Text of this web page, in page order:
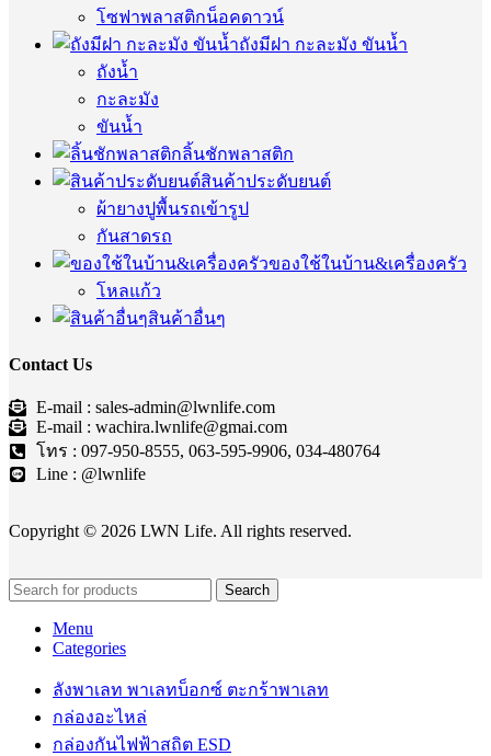
โซฟาพลาสติกน็อคดาวน์
ถังมีฝา กะละมัง ขันน้ำ
ถังน้ำ
กะละมัง
ขันน้ำ
ลิ้นชักพลาสติก
สินค้าประดับยนต์
ผ้ายางปูพื้นรถเข้ารูป
กันสาดรถ
ของใช้ในบ้าน&เครื่องครัว
โหลแก้ว
สินค้าอื่นๆ
Contact Us
E-mail : sales-admin@lwnlife.com
E-mail : wachira.lwnlife@gmai.com
โทร : 097-950-8555, 063-595-9906, 034-480764
Line : @lwnlife
Copyright © 2026 LWN Life. All rights reserved.
Search
Menu
Categories
ลังพาเลท พาเลทบ็อกซ์ ตะกร้าพาเลท
กล่องอะไหล่
กล่องกันไฟฟ้าสถิต ESD